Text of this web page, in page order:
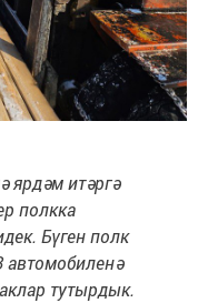
ярдәм итәргә
полкка
Бүген полк
тутырдык.